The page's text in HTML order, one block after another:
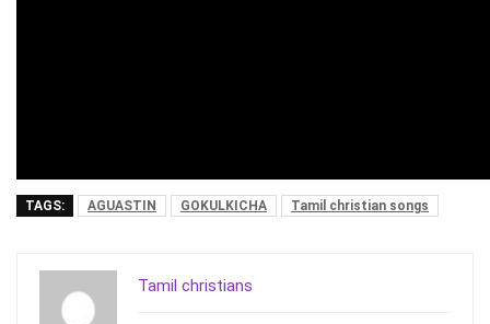
TAGS: AGUASTIN GOKULKICHA Tamil christian songs
Tamil christians